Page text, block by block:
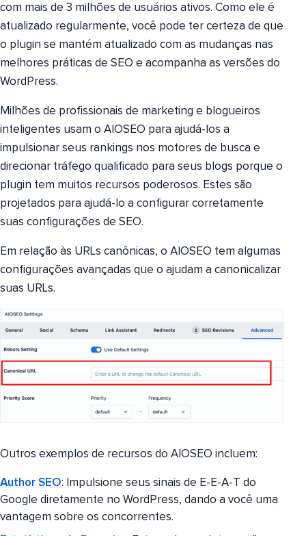
com mais de 3 milhões de usuários ativos. Como ele é
atualizado regularmente, você pode ter certeza de que
o plugin se mantém atualizado com as mudanças nas
melhores práticas de SEO e acompanha as versões do
WordPress.
Milhões de profissionais de marketing e blogueiros
inteligentes usam o AIOSEO para ajudá-los a
impulsionar seus rankings nos motores de busca e
direcionar tráfego qualificado para seus blogs porque o
plugin tem muitos recursos poderosos. Estes são
projetados para ajudá-lo a configurar corretamente
suas configurações de SEO.
Em relação às URLs canônicas, o AIOSEO tem algumas
configurações avançadas que o ajudam a canonicalizar
suas URLs.
Outros exemplos de recursos do AIOSEO incluem:
Author SEO: Impulsione seus sinais de E-E-A-T do
Google diretamente no WordPress, dando a você uma
vantagem sobre os concorrentes.